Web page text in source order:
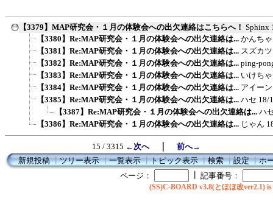
【3379】MAP研究会・１月の体験会への出欠連絡はこちらへ！ Sphinx
【3380】Re:MAP研究会・１月の体験会への出欠連絡は... かんち
【3381】Re:MAP研究会・１月の体験会への出欠連絡は... スズカツ
【3382】Re:MAP研究会・１月の体験会への出欠連絡は... ping-
【3383】Re:MAP研究会・１月の体験会への出欠連絡は... いけち
【3384】Re:MAP研究会・１月の体験会への出欠連絡は... アイーン
【3385】Re:MAP研究会・１月の体験会への出欠連絡は... ハセ 18/
【3387】Re:MAP研究会・１月の体験会への出欠連絡は... ハ
【3386】Re:MAP研究会・１月の体験会への出欠連絡は... じゃん
15 / 3315 ←次へ｜ 前へ→
新規投稿┃ツリー表示┃一覧表示┃トピック表示┃検索┃設定┃ホ
ページ：
記事番号：
(SS)C-BOARD v3.8(とほほ改ver2.1) is